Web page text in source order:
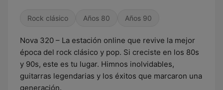
Rock clásico Años 80 Años 90
Nova 320 – La estación online que revive la mejor
época del rock clásico y pop. Si creciste en los 80s
y 90s, este es tu lugar. Himnos inolvidables,
guitarras legendarias y los éxitos que marcaron una
generación.